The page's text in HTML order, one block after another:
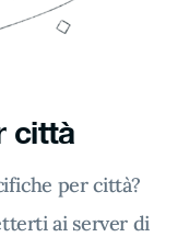
città
per città?
ai server di